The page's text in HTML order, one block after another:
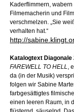
Kaderflimmern,
Filmemacherin und
verschmelzen. „Sie
verhalten hat.“
http://
Katalogtext Diagonale
FAREWELL TO HELL,
da (in der Musik)
folgen wir Sabine
farbgesättigtes
einen leeren Raum, in